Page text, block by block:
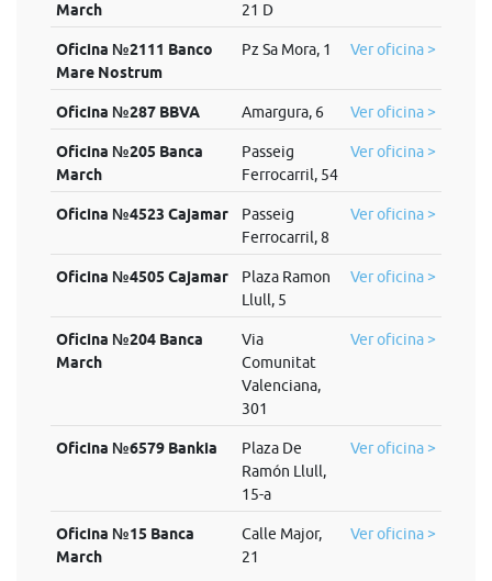
March
21 D
Oficina №2111 Banco
Mare Nostrum
Pz Sa Mora, 1 Ver oficina >
Oficina №287 BBVA Amargura, 6 Ver oficina >
Oficina №205 Banca
March
Passeig
Ferrocarril, 54
Ver oficina >
Oficina №4523 Cajamar
Passeig
Ferrocarril, 8
Ver oficina >
Oficina №4505 Cajamar
Plaza Ramon
Llull, 5
Ver oficina >
Oficina №204 Banca
March
Via
Comunitat
Valenciana,
301
Ver oficina >
Oficina №6579 Bankia
Plaza De
Ramón Llull,
15-a
Ver oficina >
Oficina №15 Banca
March
Calle Major,
21
Ver oficina >